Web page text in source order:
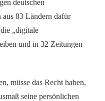
deutschen
83 Ländern dafür
„digitale
und in 32 Zeitungen
müsse das Recht haben,
seine persönlichen